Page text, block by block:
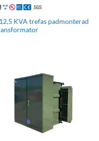
KVA trefas padmonterad